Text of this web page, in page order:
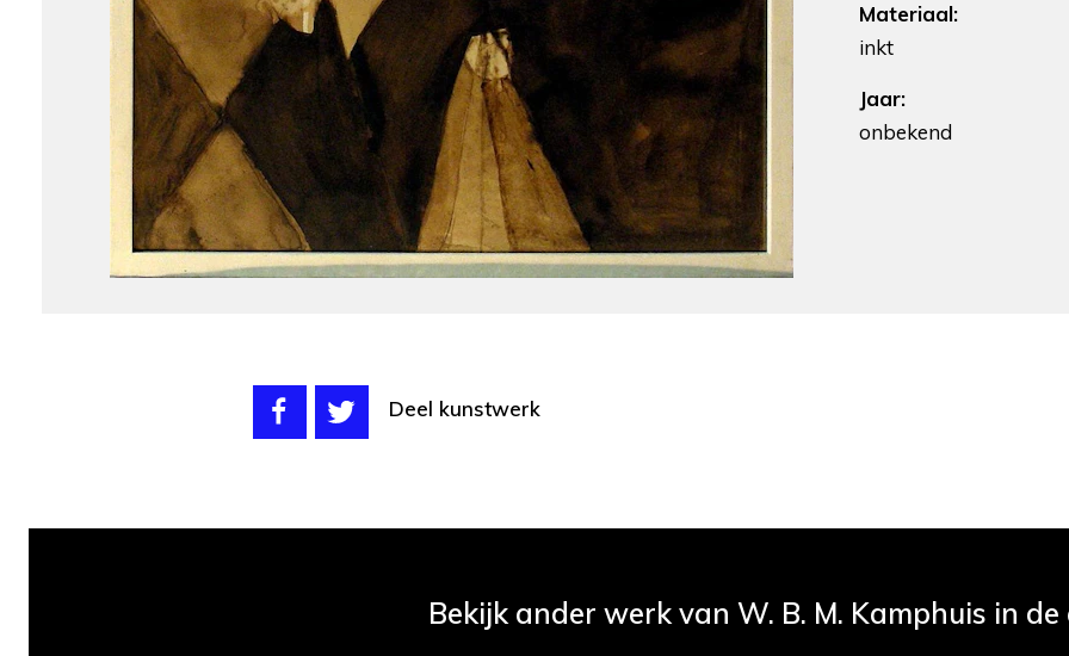
Materiaal:
inkt
Jaar:
onbekend
Deel kunstwerk
Bekijk ander werk van W. B. M. Kamphuis in de